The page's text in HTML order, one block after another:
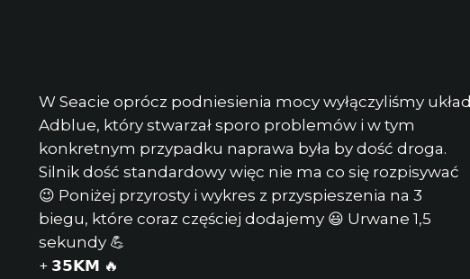
W Seacie oprócz podniesienia mocy wyłączyliśmy układ
Adblue, który stwarzał sporo problemów i w tym
konkretnym przypadku naprawa była by dość droga.
Silnik dość standardowy więc nie ma co się rozpisywać
😉 Poniżej przyrosty i wykres z przyspieszenia na 3
biegu, które coraz częściej dodajemy 😃 Urwane 1,5
sekundy 💪
+ 𝟯𝟱𝗞𝗠 🔥